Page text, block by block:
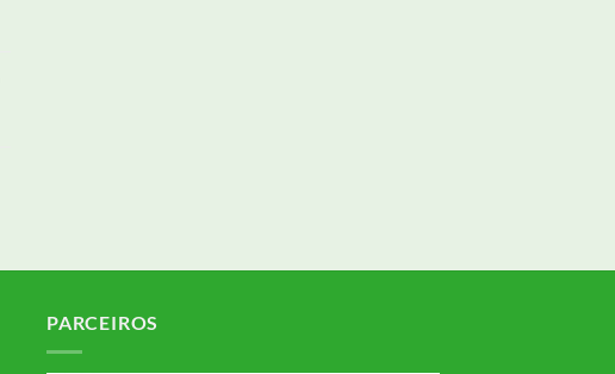
PARCEIROS